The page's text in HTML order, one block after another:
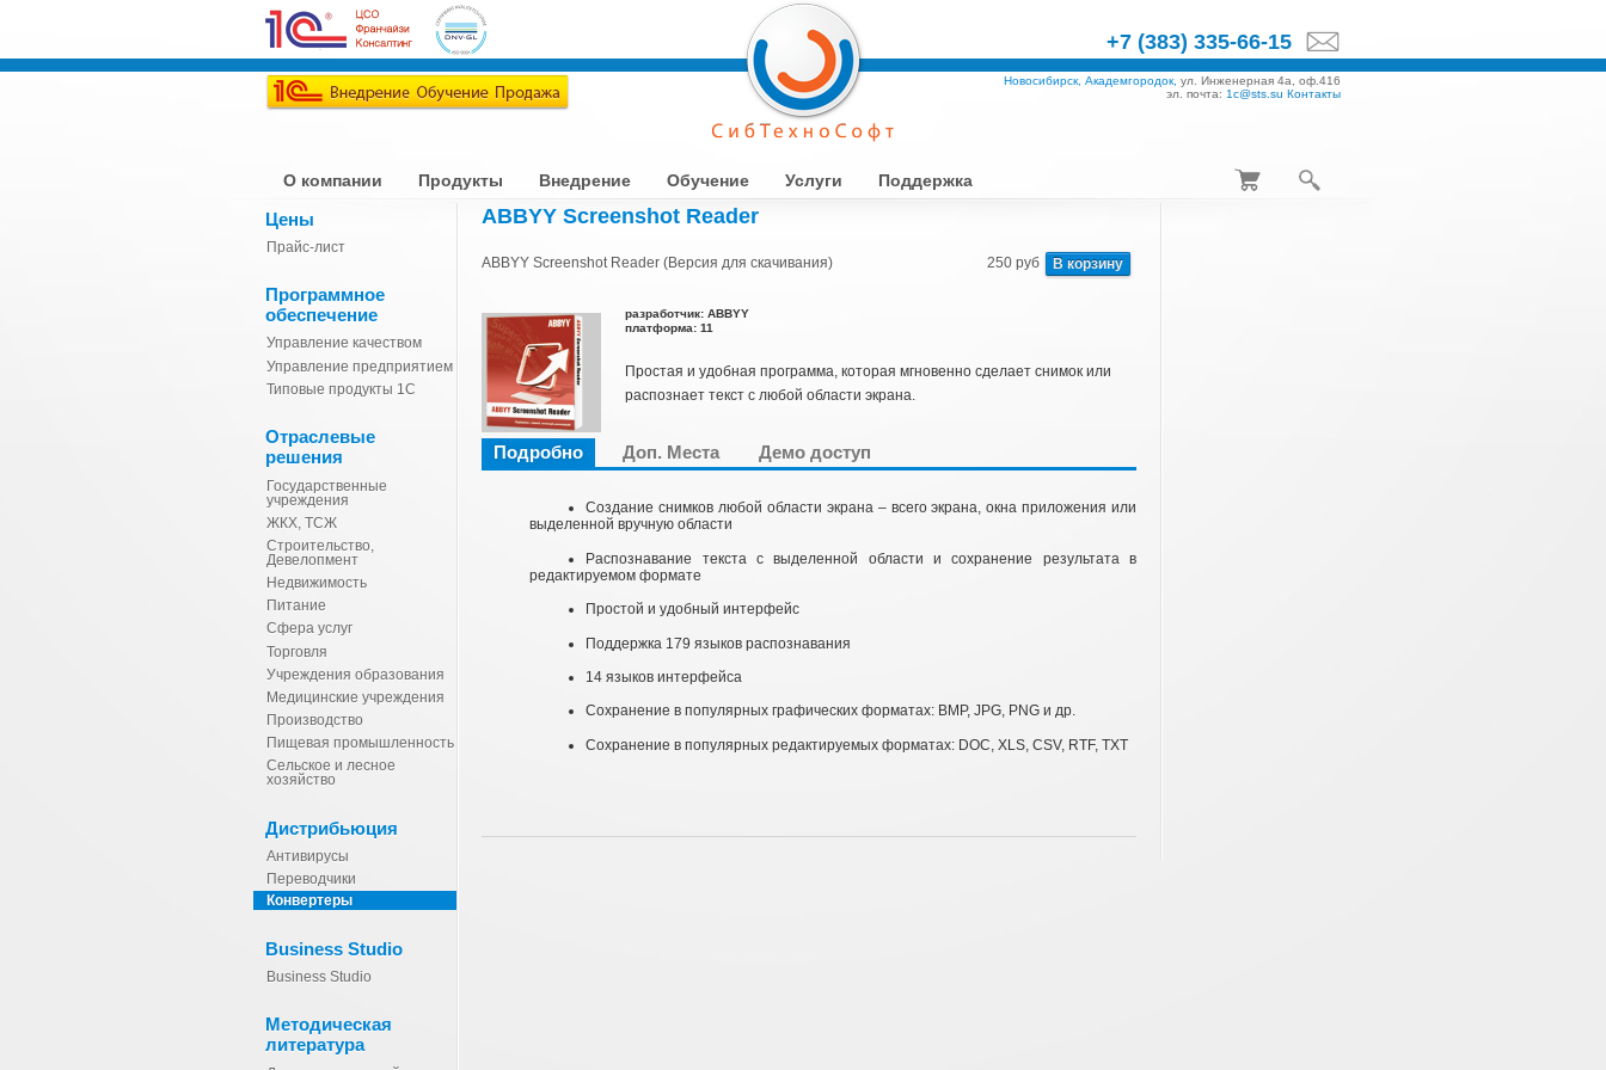
+7 (383) 335-66-15
Новосибирск, Академгородок, ул. Инженерная 4а, оф.416
эл. почта: 1c@sts.su Контакты
О компании Продукты Внедрение Обучение Услуги Поддержка
Цены
Прайс-лист
Программное
обеспечение
Управление качеством
Управление предприятием
Типовые продукты 1С
Отраслевые
решения
Государственные
учреждения
ЖКХ, ТСЖ
Строительство,
Девелопмент
Недвижимость
Питание
Сфера услуг
Торговля
Учреждения образования
Медицинские учреждения
Производство
Пищевая промышленность
Сельское и лесное
хозяйство
Дистрибьюция
Антивирусы
Переводчики
Конвертеры
Business Studio
Business Studio
Методическая
литература
ABBYY Screenshot Reader
ABBYY Screenshot Reader (Версия для скачивания) В корзину
250 руб
разработчик: ABBYY
платформа: 11
Простая и удобная программа, которая мгновенно сделает снимок или
распознает текст с любой области экрана.
Подробно Доп. Места Демо доступ
Создание снимков любой области экрана – всего экрана, окна приложения или
выделенной вручную области
Распознавание текста с выделенной области и сохранение результата в
редактируемом формате
Простой и удобный интерфейс
Поддержка 179 языков распознавания
14 языков интерфейса
Сохранение в популярных графических форматах: BMP, JPG, PNG и др.
Сохранение в популярных редактируемых форматах: DOC, XLS, CSV, RTF, TXT